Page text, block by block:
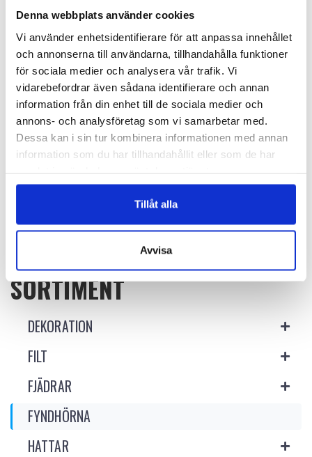
Denna webbplats använder cookies
Vi använder enhetsidentifierare för att anpassa innehållet
och annonserna till användarna, tillhandahålla funktioner
för sociala medier och analysera vår trafik. Vi
vidarebefordrar även sådana identifierare och annan
information från din enhet till de sociala medier och
annons- och analysföretag som vi samarbetar med.
Dessa kan i sin tur kombinera informationen med annan
information som du har tillhandahållit eller som de har
Tillåt alla
Avvisa
ODEKORERAD FILTHATT – H021
Logga in för att se pris
ODEKORERAD FILTHATT – H020
Logga in för att se pris
SORTIMENT
DEKORATION
FILT
FJÄDRAR
FYNDHÖRNA
HATTAR